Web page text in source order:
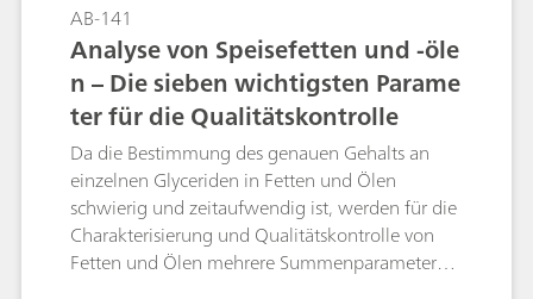
AB-141
Analyse von Speisefetten und -öle
n – Die sieben wichtigsten Parame
ter für die Qualitätskontrolle
Da die Bestimmung des genauen Gehalts an
einzelnen Glyceriden in Fetten und Ölen
schwierig und zeitaufwendig ist, werden für die
Charakterisierung und Qualitätskontrolle von
Fetten und Ölen mehrere Summenparameter